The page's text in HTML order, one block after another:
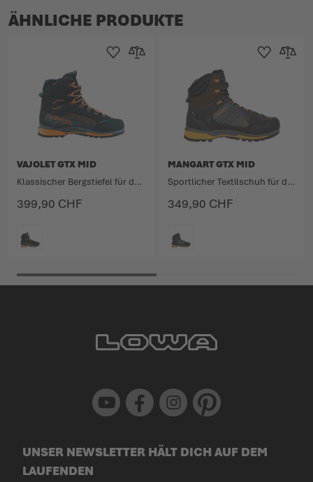
ÄHNLICHE PRODUKTE
399,90 CHF
VAJOLET GTX MID
Klassischer Bergstiefel für den ganzjährigen Einsatz.
Zur Wunschliste hinzufügen
Zur Vergleichsliste hinzufügen
349,90 CHF
MANGART GTX MID
Sportlicher Textilschuh für den universellen Einsatz in alpinem Gelände.
Zur Zur
Youtube Facebook Instagram Pinterest
UNSER NEWSLETTER HÄLT DICH AUF DEM
LAUFENDEN